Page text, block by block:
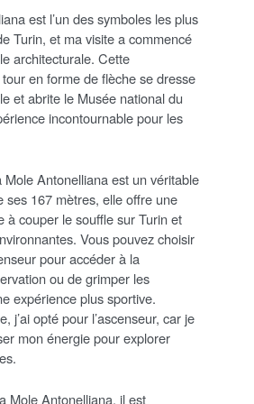
est l’un des symboles les plus
Turin, et ma visite a commencé
architecturale. Cette
en forme de flèche se dresse
et abrite le Musée national du
incontournable pour les
Mole Antonelliana est un véritable
ses 167 mètres, elle offre une
à couper le souffle sur Turin et
Vous pouvez choisir
pour accéder à la
ou de grimper les
expérience plus sportive.
j’ai opté pour l’ascenseur, car je
mon énergie pour explorer
Mole Antonelliana, il est